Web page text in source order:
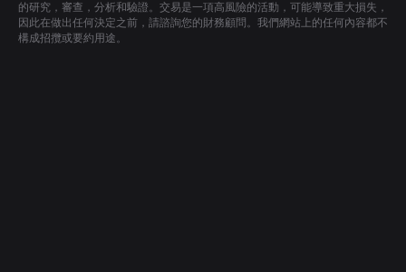
的研究，審查，分析和驗證。交易是一項高風險的活動，可能導致重大損失，
因此在做出任何決定之前，請諮詢您的財務顧問。我們網站上的任何內容都不
構成招攬或要約用途。